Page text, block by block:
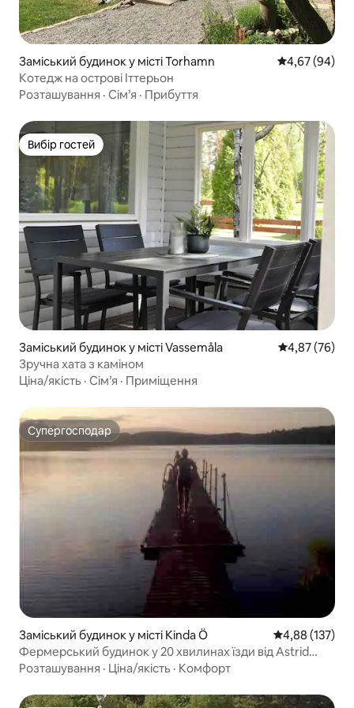
Заміський будинок у місті Torhamn Середня
4,67 (94)
Котедж на острові Іттерьон
Розташування · Сім’я · Прибуття
Вибір гостей
Вибір гостей
Заміський будинок у місті Vassemåla Середня
4,87 (76)
Зручна хата з каміном
Ціна/якість · Сім’я · Приміщення
Супергосподар
Супергосподар
Заміський будинок у місті Kinda Ö Середня
4,88 (137)
Фермерський будинок у 20 хвилинах їзди від Astrid
Lindgren's World
Розташування · Ціна/якість · Комфорт